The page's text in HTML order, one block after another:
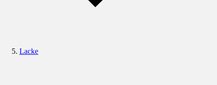
Lacke